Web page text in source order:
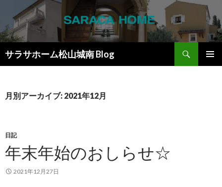
サラサホーム松山城南 Blog
索
ン
キ
ッ
プ
月別アーカイブ: 2021年12月
日記
年末年始のおしらせ☆
2021年12月27日